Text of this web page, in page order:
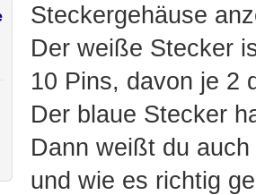
Steckergehäuse
Der weiße Stecker
10 Pins, davon je 2
Der blaue Stecker
Dann weißt du
und wie es richtig